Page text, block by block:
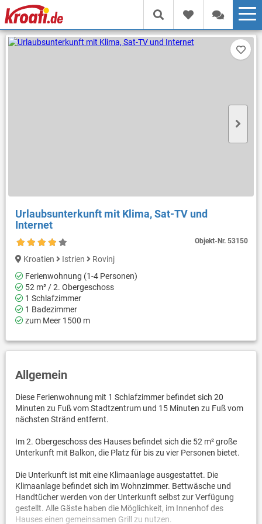
Urlaubsunterkunft mit Klima, Sat-TV und
Internet
Objekt-Nr.53150
Kroatien Istrien
Rovinj
Ferienwohnung (1-4 Personen)
52 m² / 2. Obergeschoss
1 Schlafzimmer
1 Badezimmer
zum Meer 1500 m
Allgemein
Diese Ferienwohnung mit 1 Schlafzimmer befindet sich 20
Minuten zu Fuß vom Stadtzentrum und 15 Minuten zu Fuß vom
nächsten Stränd entfernt.
Im 2. Obergeschoss des Hauses befindet sich die 52 m² große
Unterkunft mit Balkon, die Platz für bis zu vier Personen bietet.
Die Unterkunft ist mit eine Klimaanlage ausgestattet. Die
Klimaanlage befindet sich im Wohnzimmer. Bettwäsche und
Handtücher werden von der Unterkunft selbst zur Verfügung
gestellt. Alle Gäste haben die Möglichkeit, im Innenhof des
Hauses einen gemeinsamen Grill zu nutzen.